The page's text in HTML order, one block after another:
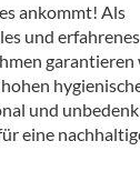
ankommt! Als
und erfahrenes
garantieren
und
eine